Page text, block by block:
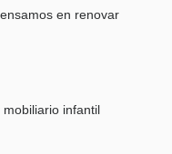
en renovar
infantil